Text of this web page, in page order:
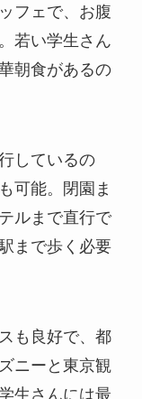
フェで、お腹
若い学生さん
朝食があるの
しているの
可能。閉園ま
ルまで直行で
まで歩く必要
も良好で、都
ニーと東京観
生さんには最